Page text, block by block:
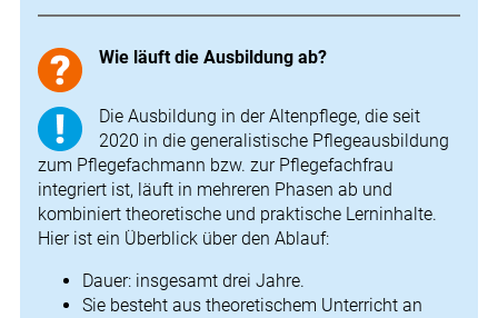
Wie läuft die Ausbildung ab?
Die Ausbildung in der Altenpflege, die seit
2020 in die generalistische Pflegeausbildung
zum Pflegefachmann bzw. zur Pflegefachfrau
integriert ist, läuft in mehreren Phasen ab und
kombiniert theoretische und praktische Lerninhalte.
Hier ist ein Überblick über den Ablauf:
Dauer: insgesamt drei Jahre.
Sie besteht aus theoretischem Unterricht an